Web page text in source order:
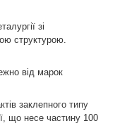
зі
структурою.
від марок
заклепного типу
що несе частину 100